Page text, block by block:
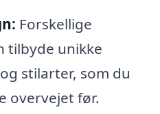
Forskellige
tilbyde unikke
stilarter, som du
overvejet før.